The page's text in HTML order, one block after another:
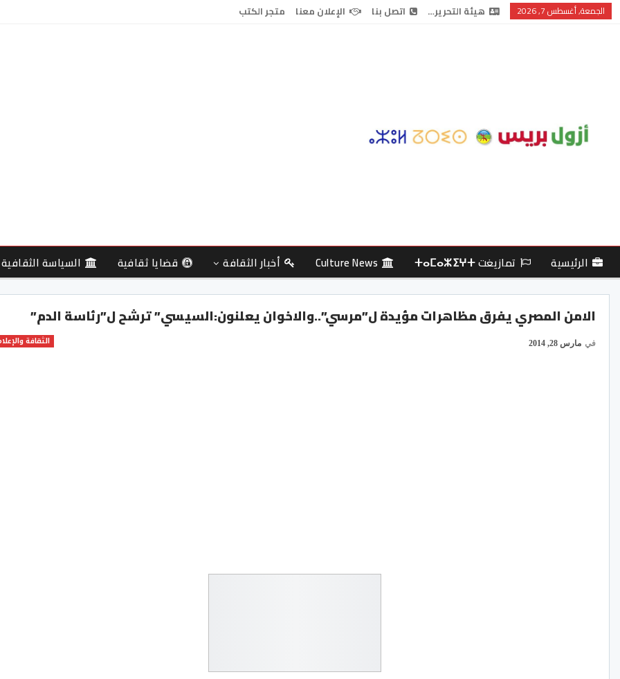
الجمعة, أغسطس 7, 2026 هيئة التحرير… اتصل بنا الإعلان معنا متجر الكتب
الرئيسية تمازيغت ⵜⴰⵎⴰⵣⵉⵖⵜ Culture News أخبار الثقافة قضايا ثقافية السياسة الثقافية
الامن المصري يفرق مظاهرات مؤيدة ل”مرسي”..والاخوان يعلنون:السيسي” ترشح ل”رئاسة الدم”
الثقافة في مارس 28, 2014